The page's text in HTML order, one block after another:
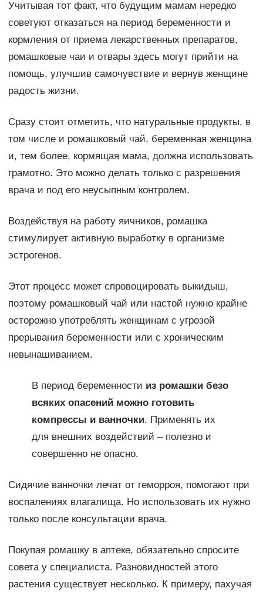
Учитывая тот факт, что будущим мамам нередко
советуют отказаться на период беременности и
кормления от приема лекарственных препаратов,
ромашковые чаи и отвары здесь могут прийти на
помощь, улучшив самочувствие и вернув женщине
радость жизни.
Сразу стоит отметить, что натуральные продукты, в
том числе и ромашковый чай, беременная женщина
и, тем более, кормящая мама, должна использовать
грамотно. Это можно делать только с разрешения
врача и под его неусыпным контролем.
Воздействуя на работу яичников, ромашка
стимулирует активную выработку в организме
эстрогенов.
Этот процесс может спровоцировать выкидыш,
поэтому ромашковый чай или настой нужно крайне
осторожно употреблять женщинам с угрозой
прерывания беременности или с хроническим
невынашиванием.
В период беременности из ромашки безо
всяких опасений можно готовить
компрессы и ванночки. Применять их
для внешних воздействий – полезно и
совершенно не опасно.
Сидячие ванночки лечат от геморроя, помогают при
воспалениях влагалища. Но использовать их нужно
только после консультации врача.
Покупая ромашку в аптеке, обязательно спросите
совета у специалиста. Разновидностей этого
растения существует несколько. К примеру, пахучая